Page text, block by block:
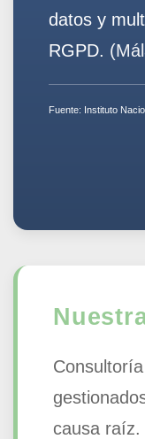
datos y
RGPD.
Fuente: Instituto
causa